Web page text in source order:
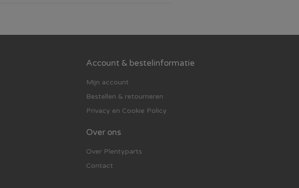
Account & bestelinformatie
Mijn account
Bestellen & retourneren
Privacy en Cookie Policy
Over ons
Over Plentyparts
Contact